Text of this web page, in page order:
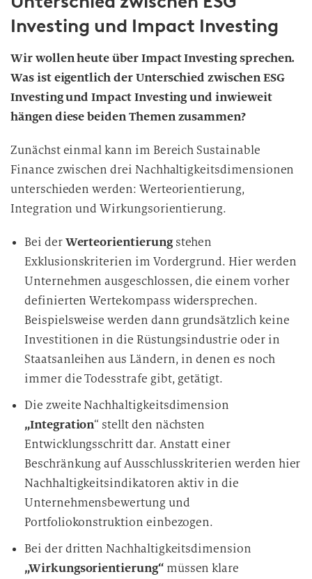
i
n
g
i
d
i
e
D
t
e
n
v
r
a
r
b
e
t
u
n
g
Investing und Impact Investing
Wir wollen heute über Impact Investing sprechen.
Was ist eigentlich der Unterschied zwischen ESG
Investing und Impact Investing und inwieweit
hängen diese beiden Themen zusammen?
Zunächst einmal kann im Bereich Sustainable
Finance zwischen drei Nachhaltigkeitsdimensionen
unterschieden werden: Werteorientierung,
Integration und Wirkungsorientierung.
Bei derWerteorientierungstehen
Exklusionskriterien im Vordergrund. Hier werden
Unternehmen ausgeschlossen, die einem vorher
definierten Wertekompass widersprechen.
Beispielsweise werden dann grundsätzlich keine
Investitionen in die Rüstungsindustrie oder in
Staatsanleihen aus Ländern, in denen es noch
immer die Todesstrafe gibt, getätigt.
Die zweite Nachhaltigkeitsdimension
„Integration“ stellt den nächsten
Entwicklungsschritt dar. Anstatt einer
Beschränkung auf Ausschlusskriterien werden hier
Nachhaltigkeitsindikatoren aktiv in die
Unternehmensbewertung und
Portfoliokonstruktion einbezogen.
Bei der dritten Nachhaltigkeitsdimension
„Wirkungsorientierung“müssen klare